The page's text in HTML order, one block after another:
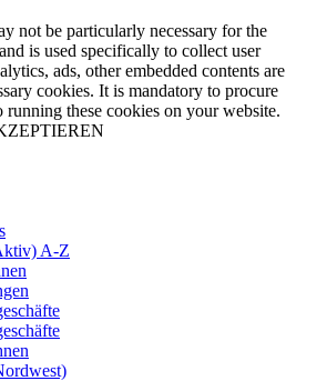
not be particularly necessary for the
is used specifically to collect user
ads, other embedded contents are
cookies. It is mandatory to procure
running these cookies on your website.
A-Z